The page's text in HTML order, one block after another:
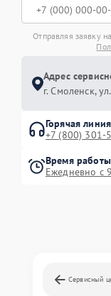
Отправляя заявку
Адрес
г. Смоленск,
Горячая линия
+7 (800) 301-
Время работы
Ежедневно с
Сервисный